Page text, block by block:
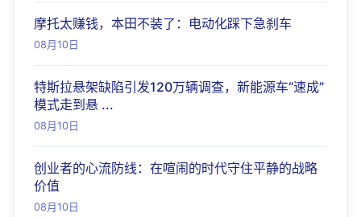
摩托太赚钱，本田不装了：电动化踩下急刹车
08月10日
特斯拉悬架缺陷引发120万辆调查，新能源车“速成”
模式走到悬 ...
08月10日
创业者的心流防线：在喧闹的时代守住平静的战略
价值
08月10日